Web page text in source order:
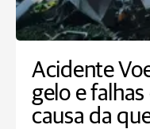
Acidente
gelo e
causa da